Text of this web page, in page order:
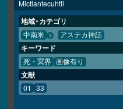
Mictlantecuhtli
地域・カテゴリ
中南米 アステカ神話
キーワード
死・冥界 画像有り
文献
01 33